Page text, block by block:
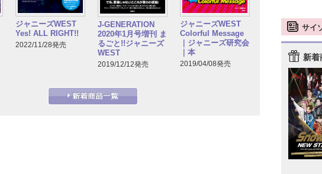
ジャニーズWEST
Yes! ALL RIGHT!!
2022/11/28発売
J-GENERATION
2020年1月号増刊 ま
るごと!!ジャニーズ
WEST
2019/12/12発売
ジャニーズWEST
Colorful Message
｜ジャニーズ研究会
｜本
2019/04/08発売
サイ
新着